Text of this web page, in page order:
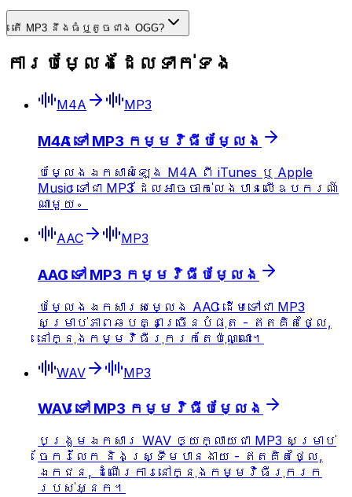
តើ MP3 នឹងធំឬតូចជាង OGG?
ការបម្លែងដែលទាក់ទង
M4A MP3
M4A ទៅ MP3 កម្មវិធីបម្លែង
បម្លែងឯកសាសំឡេង M4A ពី iTunes ឬ Apple
Music ទៅជា MP3 ដែលអាចចាក់លេងបានលើឧបករណ៍
ណាមួយ。
AAC MP3
AAC ទៅ MP3 កម្មវិធីបម្លែង
បម្លែងឯកសារ​សម្លេង AAC ដើមទៅជា MP3
សម្រាប់ភាពឆបគ្នាច្រើនបំផុត - ឥតគិតថ្លៃ,
នៅក្នុងកម្មវិធី​រុករកតែប៉ុណ្ណោះ។
WAV MP3
WAV ទៅ MP3 កម្មវិធីបម្លែង
បង្រួមឯកសារ WAV ឲ្យក្លាយជា MP3 សម្រាប់
ចែករំលែក និងស្ទ្រីមបានងាយ - ឥតគិតថ្លៃ,
ឯកជន, ដំណើរការនៅក្នុងកម្មវិធីរុករក
របស់អ្នក។